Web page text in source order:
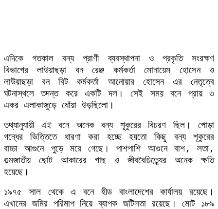
এদিকে গতকাল বন্য প্রাণী ব্যবস্থাপনা ও প্রকৃতি সংরক্ষণ
বিভাগের লাউয়াছড়া বন রেঞ্জ কর্মকর্তা মোনায়েম হোসেন ও
লাউয়াছড়া বন বিট কর্মকর্তা আনোয়ার হোসেন এর নেতৃত্বে
ঘটনাস্থলে তদন্ত করে একটি দল। সেই সময় বনে প্রায় ৩
একর এলাকাজুড়ে ধোঁয়া উড়ছিলো।
তথ্যানুযায়ী এই বনে অনেক বন্য শূকুরের বিচরণ ছিল। পোড়া
গন্ধের ভিত্তিতে ধারণা করা হচ্ছে হয়তো কিছু বন্য শূকুরের
বাচ্চা আগুনে পুড়ে মরে গেছে। পাশপাশি আগুনে বাশ, লতা,
গুল্মজাতীয় ছোট আকারের গাছ ও জীববৈচিত্র্যের অনেক ক্ষতি
হয়েছে।
১৯৭৫ সাল থেকে এ বনে হীড বাংলাদেশের কার্যালয় রয়েছে।
এখানের জমির পরিমাপ নিয়ে ব্যাপক জটিলতা রয়েছে। মোট ১৮৯